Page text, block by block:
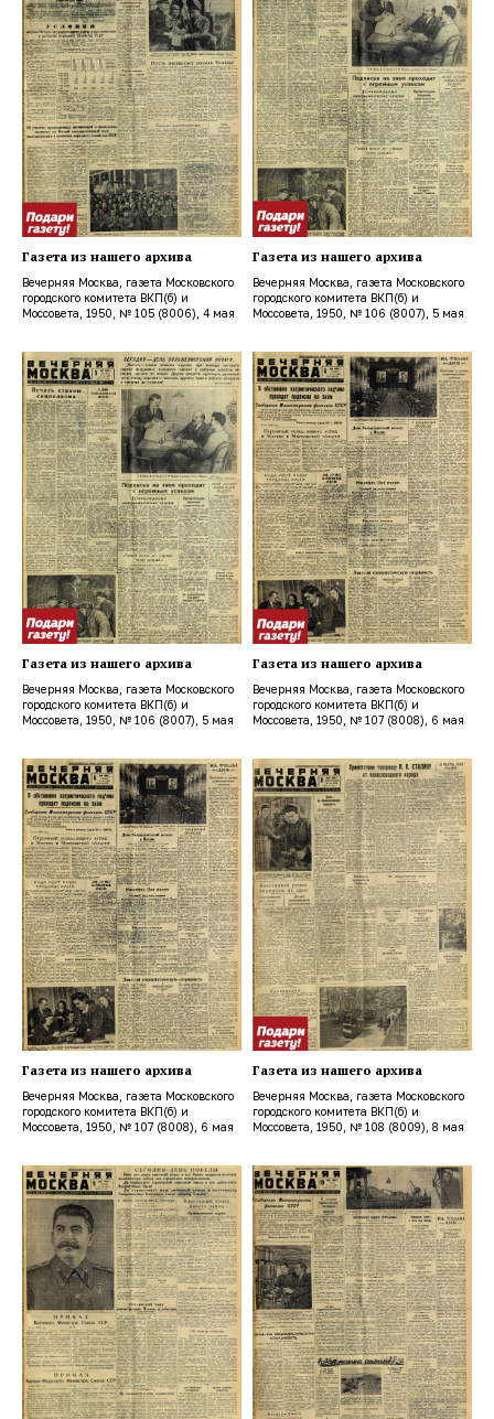
Газета из нашего архива
Вечерняя Москва, газета Московского
городского комитета ВКП(б) и
Моссовета, 1950, № 105 (8006), 4 мая
Газета из нашего архива
Вечерняя Москва, газета Московского
городского комитета ВКП(б) и
Моссовета, 1950, № 106 (8007), 5 мая
Газета из нашего архива
Вечерняя Москва, газета Московского
городского комитета ВКП(б) и
Моссовета, 1950, № 106 (8007), 5 мая
Газета из нашего архива
Вечерняя Москва, газета Московского
городского комитета ВКП(б) и
Моссовета, 1950, № 107 (8008), 6 мая
Газета из нашего архива
Вечерняя Москва, газета Московского
городского комитета ВКП(б) и
Моссовета, 1950, № 107 (8008), 6 мая
Газета из нашего архива
Вечерняя Москва, газета Московского
городского комитета ВКП(б) и
Моссовета, 1950, № 108 (8009), 8 мая